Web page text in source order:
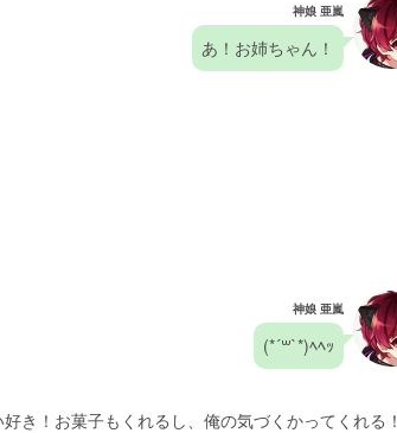
神娘 亜嵐
あ！お姉ちゃん！
神娘 亜嵐
(*´꒳`*)ﾍﾍｯ
き！お菓子もくれるし、俺の気づくかってくれる！